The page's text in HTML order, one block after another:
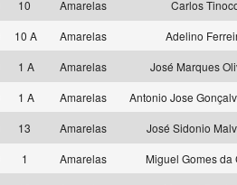
10 Amarelas
Carlos
10 A Amarelas
Adelino
1 A Amarelas
José Marques
1 A Amarelas
Antonio Jose
13 Amarelas
José Sidonio
1 Amarelas
Miguel Gomes da